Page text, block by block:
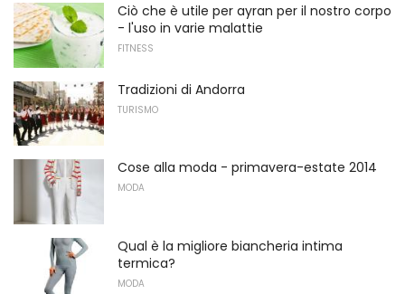
Ciò che è utile per ayran per il nostro corpo
- l'uso in varie malattie
FITNESS
Tradizioni di Andorra
TURISMO
Cose alla moda - primavera-estate 2014
MODA
Qual è la migliore biancheria intima
termica?
MODA